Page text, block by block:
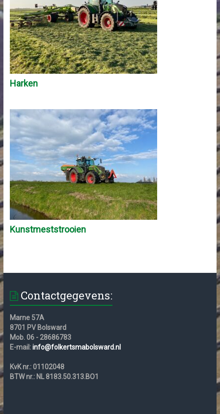
Harken
Kunstmeststrooien
Contactgegevens:
Marne 57A
8701 PV Bolsward
Mob. 06 - 28686783
E-mail:info@folkertsmabolsward.nl
KvK nr.: 01102048
BTW nr.: NL 8183.50.313.BO1